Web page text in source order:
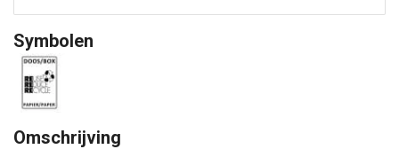
Symbolen
Omschrijving